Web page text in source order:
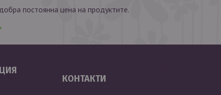
постоянна цена на продуктите.
КОНТАКТИ